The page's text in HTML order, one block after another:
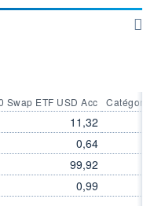
Swap ETF USD Acc
11,32
0,64
99,92
0,99